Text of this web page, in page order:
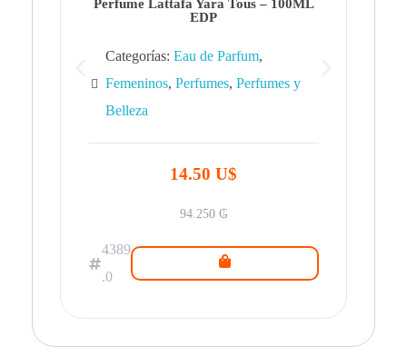
Perfume Lattafa Yara Tous – 100ML
EDP
Categorías: Eau de Parfum,
Femeninos, Perfumes, Perfumes y
Belleza
14.50 U$
94.250 ₲
4389
.0